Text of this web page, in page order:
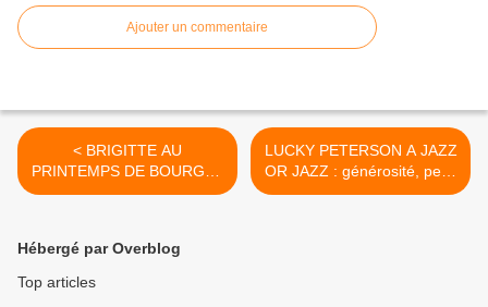
Ajouter un commentaire
< BRIGITTE AU
PRINTEMPS DE BOURGES
2018 : "c'est très important
LUCKY PETERSON A JAZZ
OR JAZZ : générosité, peps
et bonhomie d’un bluesman
Hébergé par Overblog
Top articles